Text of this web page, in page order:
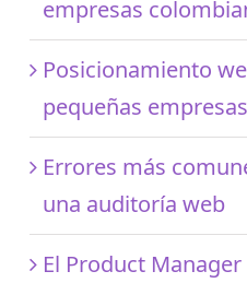
empresas
Posicionamiento
pequeñas
Errores más
una auditoría web
El Product